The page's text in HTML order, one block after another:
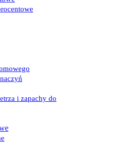
i zapachy do